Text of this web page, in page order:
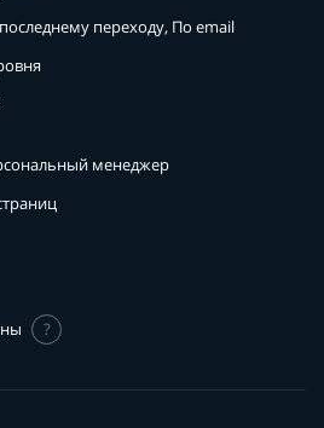
переходу, По email
менеджер
?